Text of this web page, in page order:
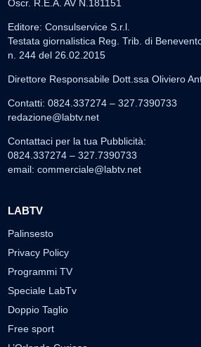
Oscr. R.E.A. AV N.181151
Editore: Consulservice S.r.l.
Testata giornalistica Reg. Trib. di
n. 244 del 26.02.2015
Direttore Responsabile Dott.ssa Oliviero
Contatti: 0824.337274 – 327.7390733
redazione@labtv.net
Contattaci per la tua Pubblicità:
0824.337274 – 327.7390733
email: commerciale@labtv.net
LABTV
Palinsesto
Privacy Policy
Programmi TV
Speciale LabTv
Doppio Taglio
Free sport